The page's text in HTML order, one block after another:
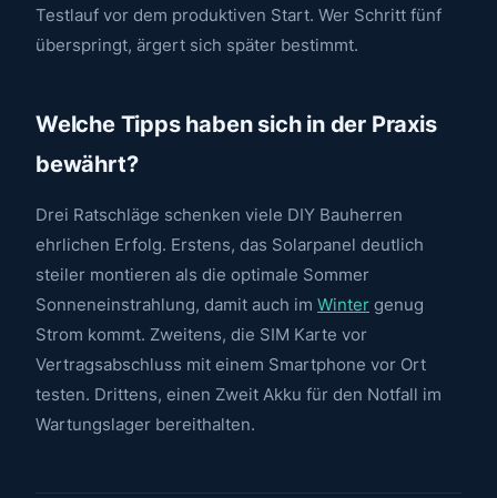
Testlauf vor dem produktiven Start. Wer Schritt fünf
überspringt, ärgert sich später bestimmt.
Welche Tipps haben sich in der Praxis
bewährt?
Drei Ratschläge schenken viele DIY Bauherren
ehrlichen Erfolg. Erstens, das Solarpanel deutlich
steiler montieren als die optimale Sommer
Sonneneinstrahlung, damit auch im Winter genug
Strom kommt. Zweitens, die SIM Karte vor
Vertragsabschluss mit einem Smartphone vor Ort
testen. Drittens, einen Zweit Akku für den Notfall im
Wartungslager bereithalten.